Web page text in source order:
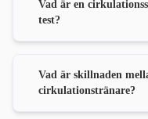
Vad är en
test?
Vad är skillnaden
cirkulationstränare?